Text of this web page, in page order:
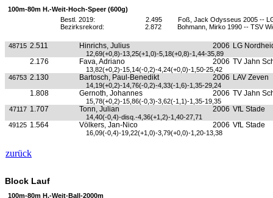
100m-80m H.-Weit-Hoch-Speer (600g)
Bestl. 2019:
2.495
Foß, Jack Odysseus 2005 --
Bezirksrekord:
2.872 Bohmann, Mirko 1990 -- TSV
48715 2.511 Hinrichs, Julius 2006 LG
12,69(+0,8)-13,25(+1,0)-5,18(+0,8)-1,44-35,89
2.176 Fava, Adriano 2006 TV Jahn
13,82(+0,2)-15,14(-0,2)-4,24(+0,0)-1,50-25,42
46753 2.130 Bartosch, Paul-Benedikt 2006 LAV Zeven
14,19(+0,2)-14,76(-0,2)-4,33(-1,6)-1,35-29,24
1.808 Gernoth, Johannes 2006 TV Jahn
15,78(+0,2)-15,86(-0,3)-3,62(-1,1)-1,35-19,35
47117 1.707 Tonn, Julian 2006 VfL Stade
14,40(-0,4)-disq.-4,36(+1,2)-1,40-27,71
49125 1.564 Völkers, Jan-Nico 2006 VfL Stade
16,09(-0,4)-19,22(+1,0)-3,79(+0,0)-1,20-13,38
zurück
Block Lauf
100m-80m H.-Weit-Ball-2000m